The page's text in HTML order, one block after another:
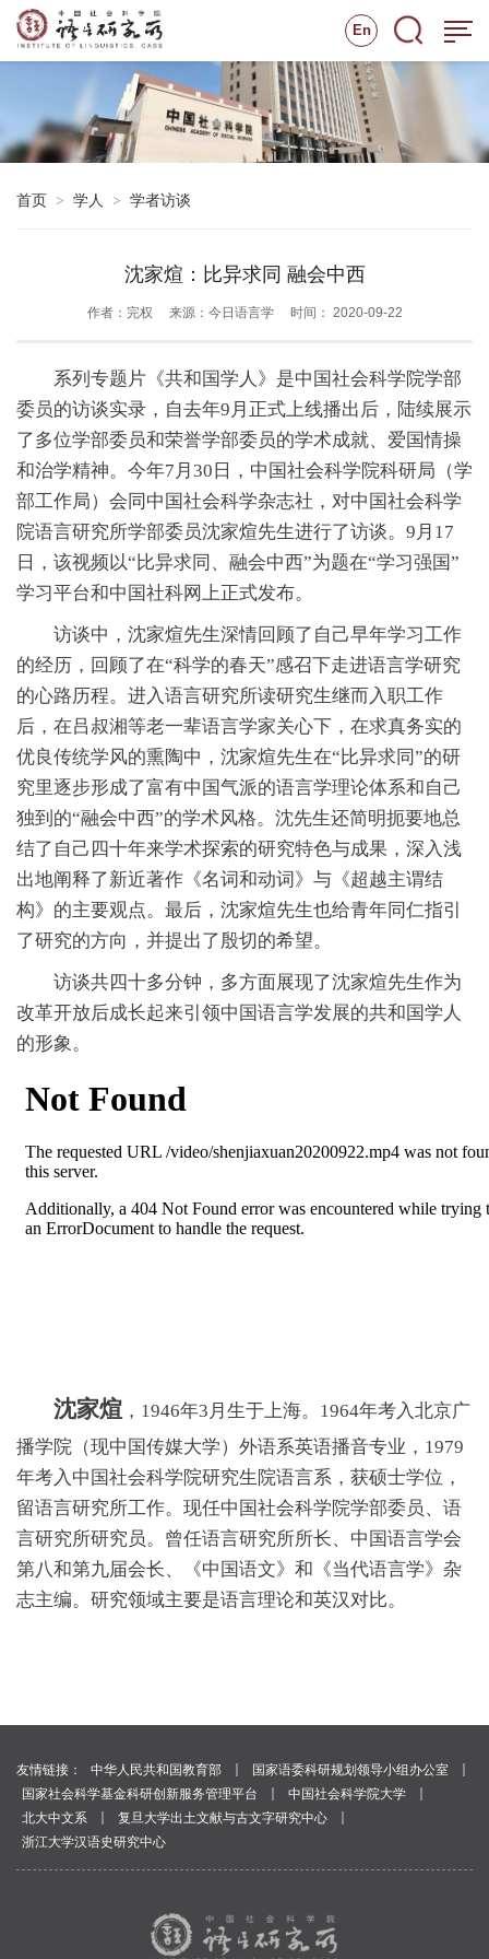
En
首页 > 学人 > 学者访谈
沈家煊：比异求同 融会中西
作者：完权 来源：今日语言学 时间： 2020-09-22
系列专题片《共和国学人》是中国社会科学院学部
委员的访谈实录，自去年9月正式上线播出后，陆续展示
了多位学部委员和荣誉学部委员的学术成就、爱国情操
和治学精神。今年7月30日，中国社会科学院科研局（学
部工作局）会同中国社会科学杂志社，对中国社会科学
院语言研究所学部委员沈家煊先生进行了访谈。9月17
日，该视频以“比异求同、融会中西”为题在“学习强国”
学习平台和中国社科网上正式发布。
访谈中，沈家煊先生深情回顾了自己早年学习工作
的经历，回顾了在“科学的春天”感召下走进语言学研究
的心路历程。进入语言研究所读研究生继而入职工作
后，在吕叔湘等老一辈语言学家关心下，在求真务实的
优良传统学风的熏陶中，沈家煊先生在“比异求同”的研
究里逐步形成了富有中国气派的语言学理论体系和自己
独到的“融会中西”的学术风格。沈先生还简明扼要地总
结了自己四十年来学术探索的研究特色与成果，深入浅
出地阐释了新近著作《名词和动词》与《超越主谓结
构》的主要观点。最后，沈家煊先生也给青年同仁指引
了研究的方向，并提出了殷切的希望。
访谈共四十多分钟，多方面展现了沈家煊先生作为
改革开放后成长起来引领中国语言学发展的共和国学人
的形象。
沈家煊 ，1946年3月生于上海。1964年考入北京广
播学院（现中国传媒大学）外语系英语播音专业，1979
年考入中国社会科学院研究生院语言系，获硕士学位，
留语言研究所工作。现任中国社会科学院学部委员、语
言研究所研究员。曾任语言研究所所长、中国语言学会
第八和第九届会长、《中国语文》和《当代语言学》杂
志主编。研究领域主要是语言理论和英汉对比。
友情链接： 中华人民共和国教育部 国家语委科研规划领导小组办公室
国家社会科学基金科研创新服务管理平台
中国社会科学院大学
北大中文系
复旦大学出土文献与古文字研究中心
浙江大学汉语史研究中心